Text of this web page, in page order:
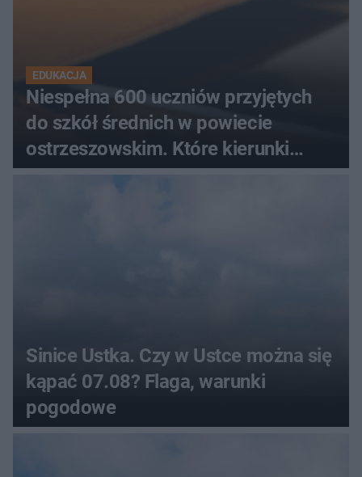
EDUKACJA
Niespełna 600 uczniów przyjętych
do szkół średnich w powiecie
ostrzeszowskim. Które kierunki
wybierali najczęściej?
Sinice Ustka. Czy w Ustce można się
kąpać 07.08? Flaga, warunki
pogodowe